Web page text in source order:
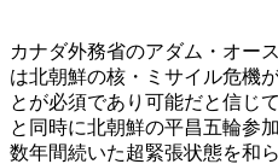
カナダ外務省のアダム・オー
は北朝鮮の核・ミサイル危機
とが必須であり可能だと信じ
と同時に北朝鮮の平昌五輪参
数年間続いた超緊張状態を和